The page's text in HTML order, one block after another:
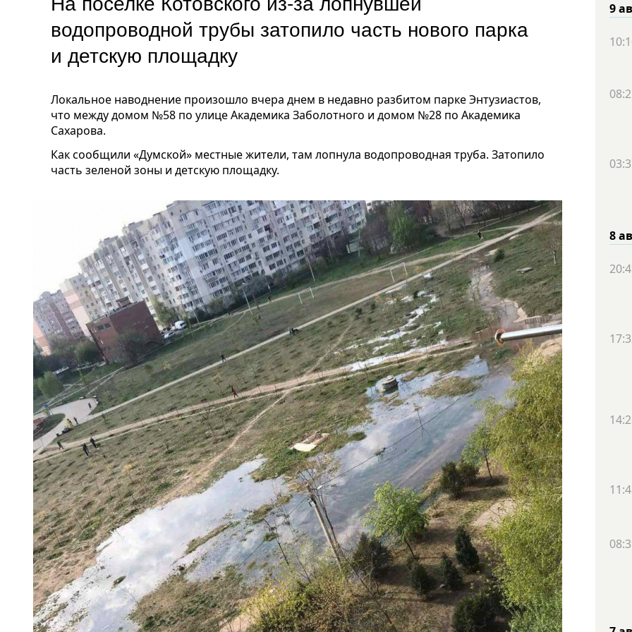
водопроводной трубы затопило часть нового парка
и детскую площадку
Локальное наводнение произошло вчера днем в недавно разбитом парке Энтузиастов,
что между домом №58 по улице Академика Заболотного и домом №28 по Академика
Сахарова.
Как сообщили «Думской» местные жители, там лопнула водопроводная труба. Затопило
часть зеленой зоны и детскую площадку.
9
8